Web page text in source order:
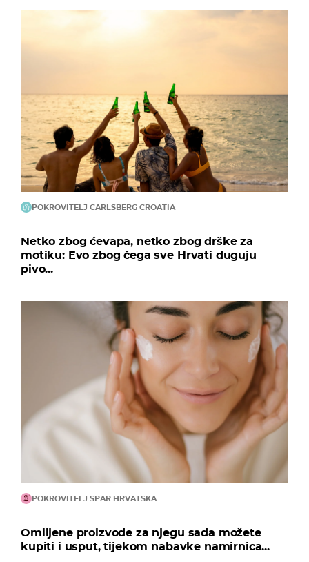
POKROVITELJ CARLSBERG CROATIA
Netko zbog ćevapa, netko zbog drške za
motiku: Evo zbog čega sve Hrvati duguju
pivo...
POKROVITELJ SPAR HRVATSKA
Omiljene proizvode za njegu sada možete
kupiti i usput, tijekom nabavke namirnica...